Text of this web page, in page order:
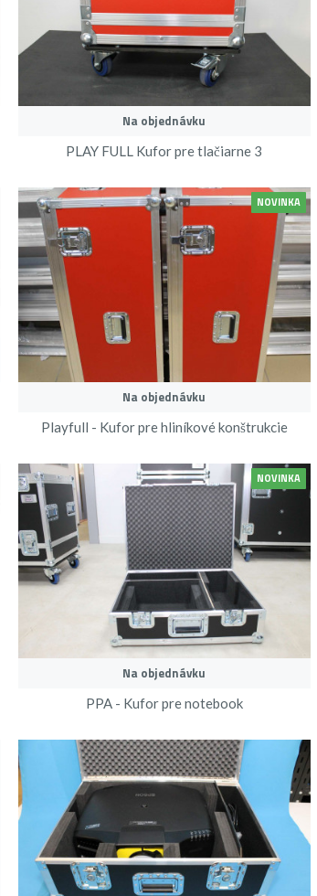
Na objednávku
PLAY FULL Kufor pre tlačiarne 3
NOVINKA
Na objednávku
Playfull - Kufor pre hliníkové konštrukcie
NOVINKA
Na objednávku
PPA - Kufor pre notebook